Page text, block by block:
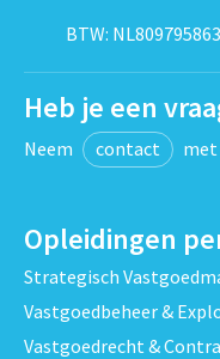
BTW:
Heb je een
Neem contact met
Opleidingen
Strategisch
Vastgoedbeheer &
Vastgoedrecht &